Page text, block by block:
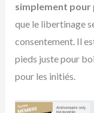
simplement
que le libertinage
consentement. Il
pieds juste pour
pour les initiés.